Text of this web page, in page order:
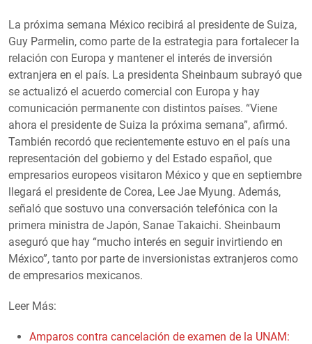
La próxima semana México recibirá al presidente de Suiza,
Guy Parmelin, como parte de la estrategia para fortalecer la
relación con Europa y mantener el interés de inversión
extranjera en el país. La presidenta Sheinbaum subrayó que
se actualizó el acuerdo comercial con Europa y hay
comunicación permanente con distintos países. “Viene
ahora el presidente de Suiza la próxima semana”, afirmó.
También recordó que recientemente estuvo en el país una
representación del gobierno y del Estado español, que
empresarios europeos visitaron México y que en septiembre
llegará el presidente de Corea, Lee Jae Myung. Además,
señaló que sostuvo una conversación telefónica con la
primera ministra de Japón, Sanae Takaichi. Sheinbaum
aseguró que hay “mucho interés en seguir invirtiendo en
México”, tanto por parte de inversionistas extranjeros como
de empresarios mexicanos.
Leer Más:
Amparos contra cancelación de examen de la UNAM: